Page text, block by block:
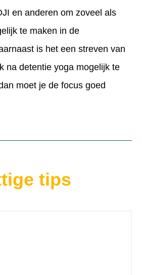
en anderen om zoveel als
te maken in de
is het een streven van
na detentie yoga mogelijk te
moet je de focus goed
tips